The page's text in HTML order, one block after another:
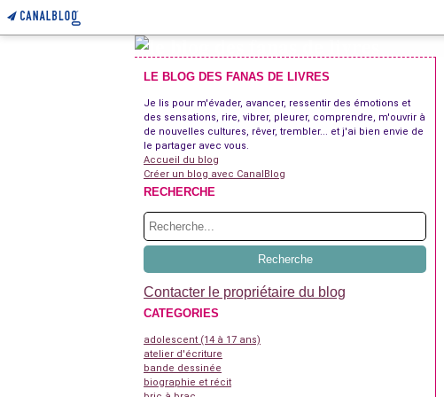
LE BLOG DES FANAS DE LIVRES
Je lis pour m'évader, avancer, ressentir des émotions et
des sensations, rire, vibrer, pleurer, comprendre, m'ouvrir à
de nouvelles cultures, rêver, trembler... et j'ai bien envie de
le partager avec vous.
Accueil du blog
Créer un blog avec CanalBlog
RECHERCHE
Contacter le propriétaire du blog
CATEGORIES
adolescent (14 à 17 ans)
atelier d'écriture
bande dessinée
biographie et récit